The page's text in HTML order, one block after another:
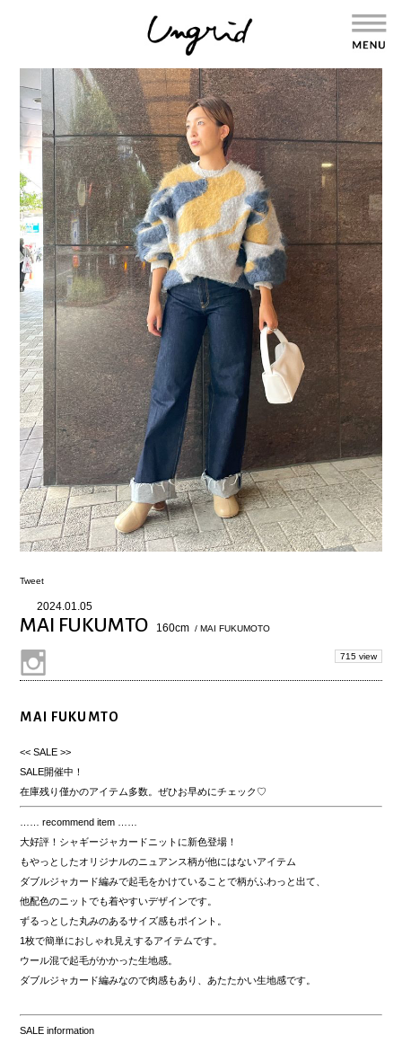
Tweet
2024.01.05
MAI FUKUMTO 160cm / MAI FUKUMOTO
715 view
MAI FUKUMTO
<< SALE >>
SALE開催中！
在庫残り僅かのアイテム多数。ぜひお早めにチェック♡
…… recommend item ……
大好評！シャギージャカードニットに新色登場！
もやっとしたオリジナルのニュアンス柄が他にはないアイテム
ダブルジャカード編みで起毛をかけていることで柄がふわっと出て、
他配色のニットでも着やすいデザインです。
ずるっとした丸みのあるサイズ感もポイント。
1枚で簡単におしゃれ見えするアイテムです。
ウール混で起毛がかかった生地感。
ダブルジャカード編みなので肉感もあり、あたたかい生地感です。
SALE information